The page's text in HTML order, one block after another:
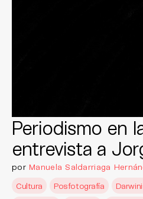
Periodismo en
entrevista a
por Manuela Saldarriaga
Cultura
Posfotografía